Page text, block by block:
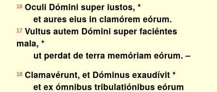
16Oculi Dómini super iustos, *
et aures eius in clamórem eórum.
17Vultus autem Dómini super faciéntes
mala, *
ut perdat de terra memóriam eórum. –
18Clamavérunt, et Dóminus exaudívit *
et ex ómnibus tribulatiónibus eórum